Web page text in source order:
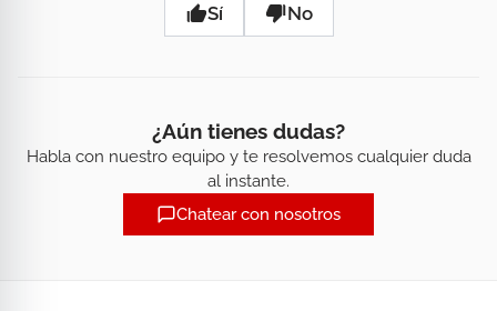
Sí No
¿Aún tienes dudas?
Habla con nuestro equipo y te resolvemos cualquier duda
al instante.
Chatear con nosotros